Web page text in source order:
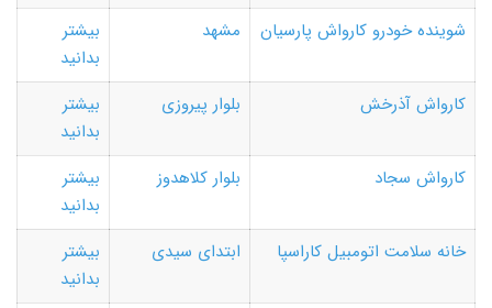
شوینده خودرو کارواش پارسیان
مشهد
بیشتر
بدانید
کارواش آذرخش
بلوار پیروزی
بیشتر
بدانید
کارواش سجاد
بلوار کلاهدوز
بیشتر
بدانید
خانه سلامت اتومبیل کاراسپا
ابتدای سیدی
بیشتر
بدانید